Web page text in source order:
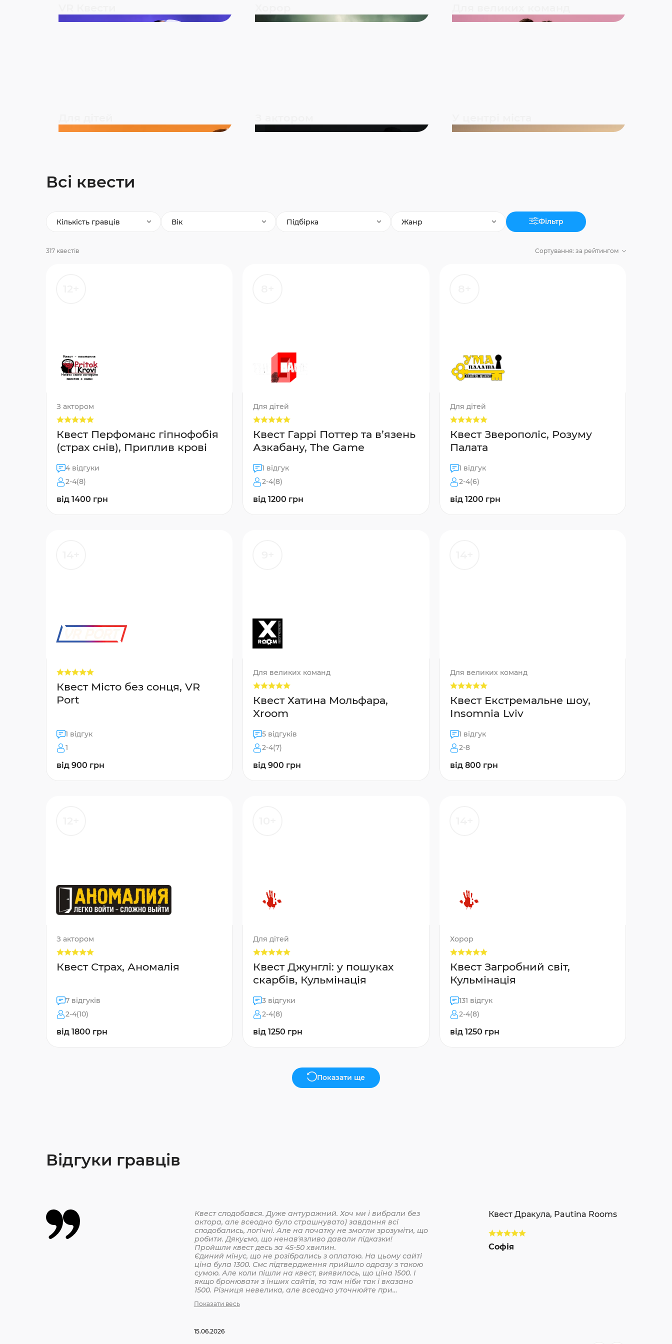
Всі квести
Кількість гравців Вік Підбірка Жанр Фільтр
317 квестів Сортування: за рейтингом
З актором
Квест Перфоманс гіпнофобія
(страх снів), Приплив крові
4 відгуки
2-4(8)
від 1400 грн
Для дітей
Квест Гаррі Поттер та в’язень
Азкабану, The Game
1 відгук
2-4(8)
від 1200 грн
Для дітей
Квест Зверополіс, Розуму
Палата
1 відгук
2-4(6)
від 1200 грн
Квест Місто без сонця, VR
Port
1 відгук
1
від 900 грн
Для великих команд
Квест Хатина Мольфара,
Xroom
5 відгуків
2-4(7)
від 900 грн
Для великих команд
Квест Екстремальне шоу,
Insomnia Lviv
1 відгук
2-8
від 800 грн
З актором
Квест Страх, Аномалія
7 відгуків
2-4(10)
від 1800 грн
Для дітей
Квест Джунглі: у пошуках
скарбів, Кульмінація
3 відгуки
2-4(8)
від 1250 грн
Хорор
Квест Загробний світ,
Кульмінація
131 відгук
2-4(8)
від 1250 грн
Показати ще
Відгуки гравців
Квест сподобався. Дуже антуражний. Хоч ми і вибрали без
актора, але всеодно було страшнувато) завдання всі
сподобались, логічні. Але на початку не змогли зрозуміти, що
робити. Дякуємо, що ненавʼязливо давали підказки!
Пройшли квест десь за 45-50 хвилин.
Єдиний мінус, що не розібрались з оплатою. На цьому сайті
ціна була 1300. Смс підтвердження прийшло одразу з такою
сумою. Але коли пішли на квест, виявилось, що ціна 1500. І
якщо бронювати з інших сайтів, то там ніби так і вказано
1500. Різниця невелика, але всеодно уточнюйте при
Показати весь
15.06.2026
Квест Дракула, Pautina Rooms
Софія